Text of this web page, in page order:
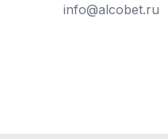
info@alcobet.ru